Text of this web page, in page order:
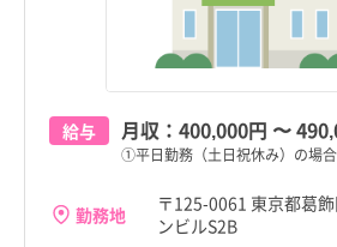
給与 月収： 400,000円 〜
①平日勤務（土日祝休み）の場合
勤務地
〒125-0061 東京都葛
ンビルS2B